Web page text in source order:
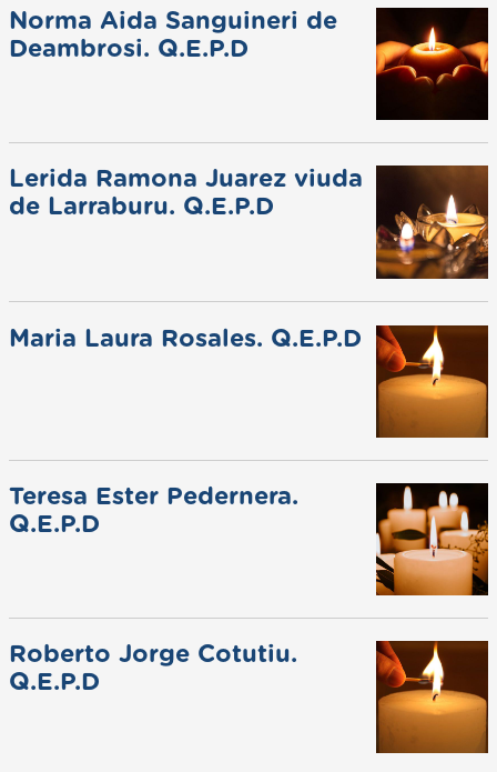
Norma Aida Sanguineri de
Deambrosi. Q.E.P.D
Lerida Ramona Juarez viuda
de Larraburu. Q.E.P.D
Maria Laura Rosales. Q.E.P.D
Teresa Ester Pedernera.
Q.E.P.D
Roberto Jorge Cotutiu.
Q.E.P.D